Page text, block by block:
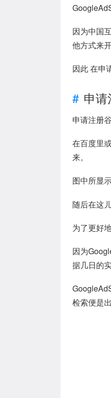
因为中国
他方式来
因此 在申
申
申请注册
在百度里
来。
图中所显
随后在这
为了更好
因为
据几日的
检索便是